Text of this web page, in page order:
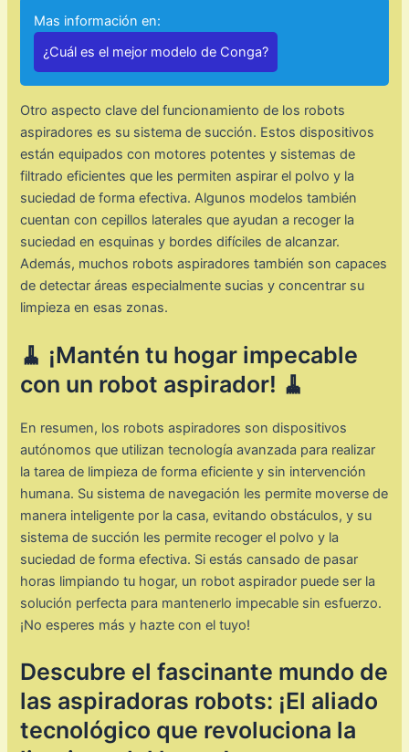
Mas información en:
¿Cuál es el mejor modelo de Conga?
Otro aspecto clave del funcionamiento de los robots
aspiradores es su sistema de succión. Estos dispositivos
están equipados con motores potentes y sistemas de
filtrado eficientes que les permiten aspirar el polvo y la
suciedad de forma efectiva. Algunos modelos también
cuentan con cepillos laterales que ayudan a recoger la
suciedad en esquinas y bordes difíciles de alcanzar.
Además, muchos robots aspiradores también son capaces
de detectar áreas especialmente sucias y concentrar su
limpieza en esas zonas.
🧹 ¡Mantén tu hogar impecable
con un robot aspirador! 🧹
En resumen, los robots aspiradores son dispositivos
autónomos que utilizan tecnología avanzada para realizar
la tarea de limpieza de forma eficiente y sin intervención
humana. Su sistema de navegación les permite moverse de
manera inteligente por la casa, evitando obstáculos, y su
sistema de succión les permite recoger el polvo y la
suciedad de forma efectiva. Si estás cansado de pasar
horas limpiando tu hogar, un robot aspirador puede ser la
solución perfecta para mantenerlo impecable sin esfuerzo.
¡No esperes más y hazte con el tuyo!
Descubre el fascinante mundo de
las aspiradoras robots: ¡El aliado
tecnológico que revoluciona la